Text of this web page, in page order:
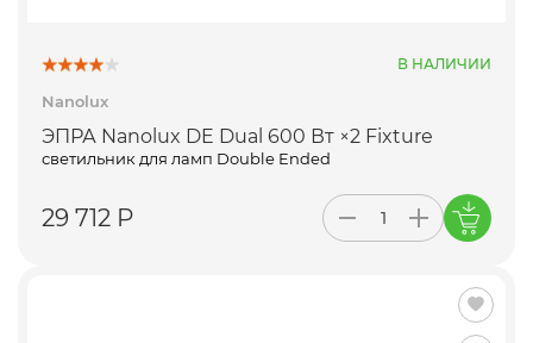
В НАЛИЧИИ
Nanolux
ЭПРА Nanolux DE Dual 600 Вт ×2 Fixture
светильник для ламп Double Ended
29 712 Р